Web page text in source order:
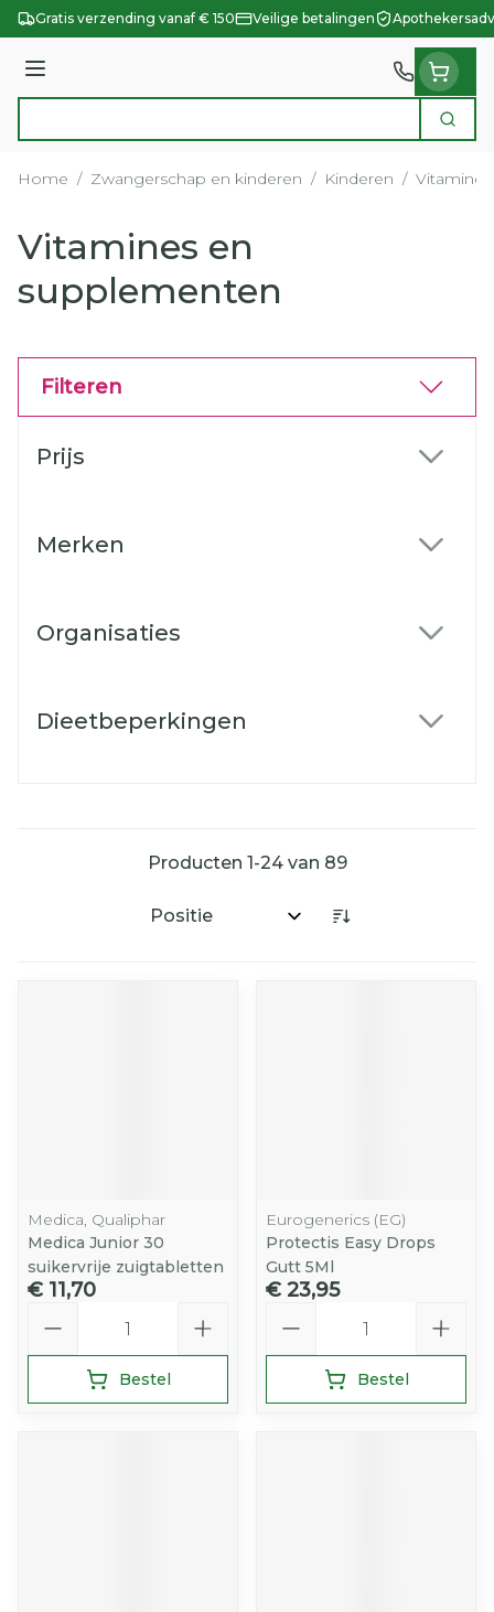
Ga naar de inhoud
Gratis verzending vanaf € 150 Veilige betalingen
Menu
Zoek
Home / Zwangerschap en kinderen / Kinderen /
Vitamines en
supplementen
Filteren
Prijs
Merken
Organisaties
Dieetbeperkingen
Producten 1-24van 89
Sorteer op:
Medica, Qualiphar
Medica Junior 30
suikervrije zuigtabletten
€ 11,70
Bestel
Eurogenerics (EG)
Protectis Easy Drops
Gutt 5Ml
€ 23,95
Bestel